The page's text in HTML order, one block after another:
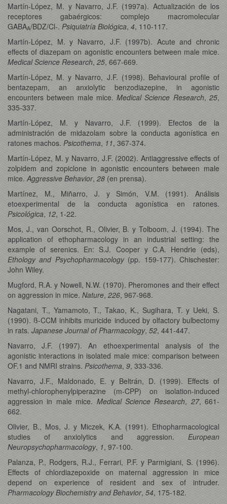
Martín-López, M. y Navarro, J.F. (1997a). Actualización de los
receptores gabaérgicos: complejo macromolecular
GABAA/BDZ/Cl-. Psiquiatría Biológica, 4, 110-117.
Martín-López, M. y Navarro, J.F. (1997b). Acute and chronic
effects of diazepam on agonistic encounters between male mice.
Medical Science Research, 25, 667-669.
Martín-López, M. y Navarro, J.F. (1998). Behavioural profile of
bentazepam, an anxiolytic benzodiazepine, in agonistic
encounters between male mice.Medical Science Research,25,
335-337.
Martín-López, M. y Navarro, J.F. (1999). Efectos de la
administración de midazolam sobre la conducta agonística en
ratones machos. Psicothema, 11, 367-374.
Martín-López, M. y Navarro, J.F. (2002). Antiaggressive effects of
zolpidem and zopiclone in agonistic encounters between male
mice. Aggressive Behavior, 28 (en prensa).
Martínez, M., Miñarro, J. y Simón, V.M. (1991). Análisis
etoexperimental de la conducta agonística en ratones.
Psicológica, 12, 1-22.
Mos, J., van Oorschot, R., Olivier, B. y Tolboom, J. (1994). The
application of ethopharmacology in an industrial setting: the
example of serenics. En: S.J. Cooper y C.A. Hendrie (eds),
Ethology and Psychopharmacology(pp. 159-177). Chischester:
John Wiley.
Mugford, R.A. y Nowell, N.W. (1970). Pheromones and their effect
on aggression in mice. Nature, 226, 967-968.
Nagatani, T., Yamamoto, T., Takao, K., Sugihara, T. y Ueki, S.
(1990). ß-CCM inhibits muricide induced by olfactory bulbectomy
in rats. Japanese Journal of Pharmacology, 52, 441-447.
Navarro, J.F. (1997). An ethoexperimental analysis of the
agonistic interactions in isolated male mice: comparison between
OF.1 and NMRI strains. Psicothema, 9, 333-336.
Navarro, J.F., Maldonado, E. y Beltrán, D. (1999). Effects of
methyl-chlorophenylpiperazine (m-CPP) on isolation-induced
aggression in male mice. Medical Science Research, 27, 661-
662.
Olivier, B., Mos, J. y Miczek, K.A. (1991). Ethopharmacological
studies of anxiolytics and aggression. European
Neuropsychopharmacology, 1, 97-100.
Palanza, P., Rodgers, R.J., Ferrari, P.F. y Parmigiani, S. (1996).
Effects of chlordiazepoxide on maternal aggression in mice
depend on experience of resident and sex of intruder.
Pharmacology Biochemistry and Behavior, 54, 175-182.